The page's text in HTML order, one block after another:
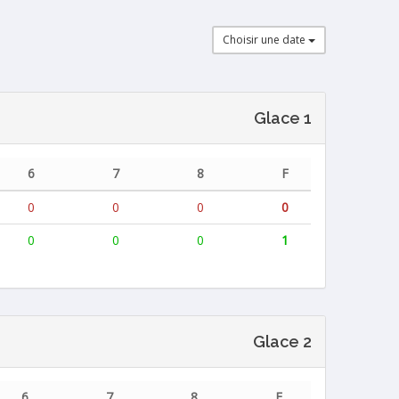
Choisir une date
Glace 1
6 7 8
F
0 0 0
0
0 0 0 1
Glace 2